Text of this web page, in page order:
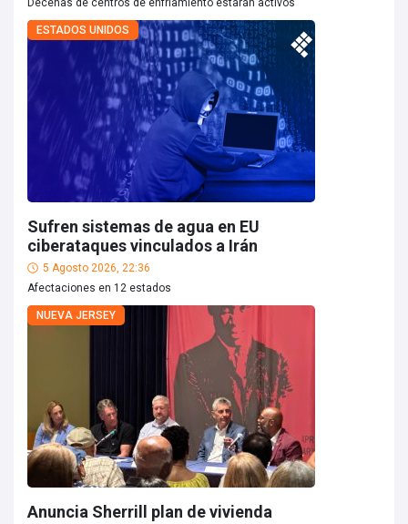
Decenas de centros de enfriamiento estarán activos
ESTADOS UNIDOS
Sufren sistemas de agua en EU
ciberataques vinculados a Irán
5 Agosto 2026, 22:36
Afectaciones en 12 estados
NUEVA JERSEY
Anuncia Sherrill plan de vivienda